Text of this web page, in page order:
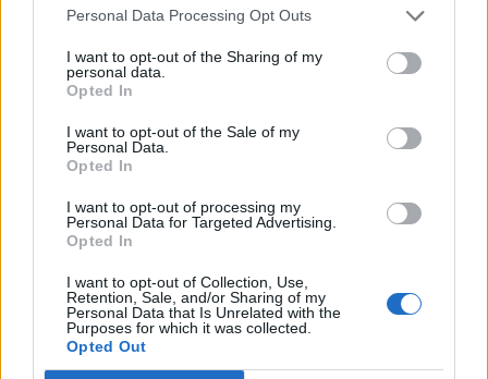
Personal Data Processing Opt Outs
I want to opt-out of the Sharing of my
personal data.
Opted In
I want to opt-out of the Sale of my
Personal Data.
Opted In
I want to opt-out of processing my
Personal Data for Targeted Advertising.
Opted In
I want to opt-out of Collection, Use,
Retention, Sale, and/or Sharing of my
Personal Data that Is Unrelated with the
Purposes for which it was collected.
Opted Out
Εθελοντής πυροσβέστης έσωσε δεκάδες
σπίτια, αλλά κάηκε το δικό του
03/08/2026 12:52